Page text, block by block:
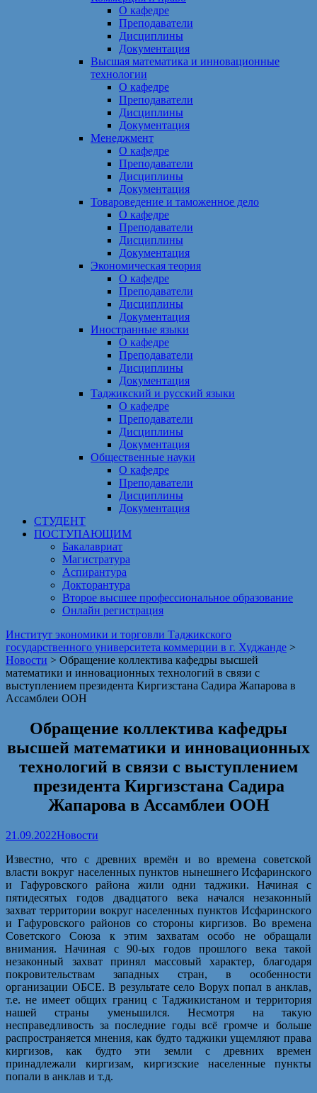
О кафедре
Преподаватели
Дисциплины
Документация
Высшая математика и инновационные
технологии
О кафедре
Преподаватели
Дисциплины
Документация
Менеджмент
О кафедре
Преподаватели
Дисциплины
Документация
Товароведение и таможенное дело
О кафедре
Преподаватели
Дисциплины
Документация
Экономическая теория
О кафедре
Преподаватели
Дисциплины
Документация
Иностранные языки
О кафедре
Преподаватели
Дисциплины
Документация
Таджикский и русский языки
О кафедре
Преподаватели
Дисциплины
Документация
Общественные науки
О кафедре
Преподаватели
Дисциплины
Документация
СТУДЕНТ
ПОСТУПАЮЩИМ
Бакалавриат
Магистратура
Аспирантура
Докторантура
Второе высшее профессиональное образование
Онлайн регистрация
Институт экономики и торговли Таджикского
государственного университета коммерции в г. Худжанде >
Новости > Обращение коллектива кафедры высшей
математики и инновационных технологий в связи с
выступлением президента Киргизстана Садира Жапарова в
Ассамблеи ООН
Обращение коллектива кафедры
высшей математики и инновационных
технологий в связи с выступлением
президента Киргизстана Садира
Жапарова в Ассамблеи ООН
21.09.2022Новости
Известно, что с древних времён и во времена советской
власти вокруг населенных пунктов нынешнего Исфаринского
и Гафуровского района жили одни таджики. Начиная с
пятидесятых годов двадцатого века начался незаконный
захват территории вокруг населенных пунктов Исфаринского
и Гафуровского районов со стороны киргизов. Во времена
Советского Союза к этим захватам особо не обращали
внимания. Начиная с 90-ых годов прошлого века такой
незаконный захват принял массовый характер, благодаря
покровительствам западных стран, в особенности
организации ОБСЕ. В результате село Ворух попал в анклав,
т.е. не имеет общих границ с Таджикистаном и территория
нашей страны уменьшился. Несмотря на такую
несправедливость за последние годы всё громче и больше
распространяется мнения, как будто таджики ущемляют права
киргизов, как будто эти земли с древних времен
принадлежали киргизам, киргизские населенные пункты
попали в анклав и т.д.